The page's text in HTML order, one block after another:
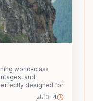
world-class
and
designed for
and shop smart in
3-4 أيام